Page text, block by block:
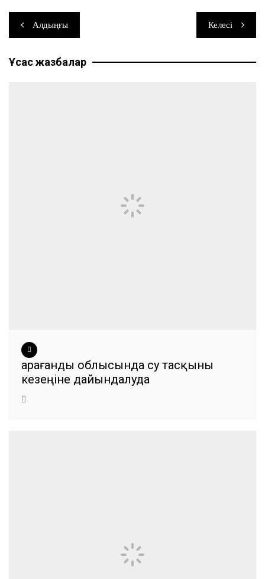
Навигация
по
записям
Алдыңғы Келесі
Ұқсас жазбалар
Қарағанды облысында су тасқыны
кезеңіне дайындалуда